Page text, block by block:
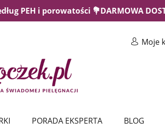
PEH i porowatości 💐DARMOWA
Moje
PORADA EKSPERTA BLOG